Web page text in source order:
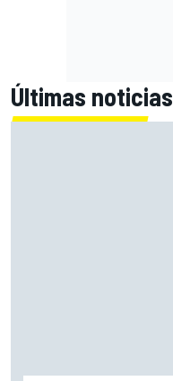
Últimas noticias